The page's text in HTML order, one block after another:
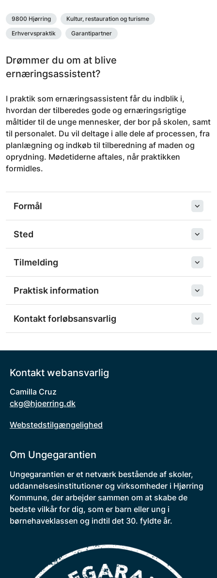
9800 Hjørring
Kultur, restauration og turisme
Erhvervspraktik
Garantipartner
Drømmer du om at blive
ernæringsassistent?
I praktik som ernæringsassistent får du indblik i,
hvordan der tilberedes gode og ernæringsrigtige
måltider til de unge mennesker, der bor på skolen, samt
til personalet. Du vil deltage i alle dele af processen, fra
planlægning og indkøb til tilberedning af maden og
oprydning. Mødetiderne aftales, når praktikken
formidles.
Formål
Sted
Tilmelding
Praktisk information
Kontakt forløbsansvarlig
Kontakt webansvarlig
Camilla Cruz
ckg@hjoerring.dk
Webstedstilgængelighed
Om Ungegarantien
Ungegarantien er et netværk bestående af skoler,
uddannelsesinstitutioner og virksomheder i Hjørring
Kommune, der arbejder sammen om at skabe de
bedste vilkår for dig, som er barn eller ung i
børnehaveklassen og indtil det 30. fyldte år.